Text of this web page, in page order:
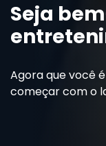
Seja
Agora que você
começar com o